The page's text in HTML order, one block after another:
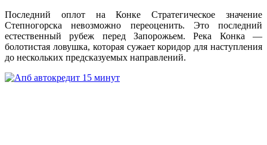
Последний оплот на Конке Стратегическое значение
Степногорска невозможно переоценить. Это последний
естественный рубеж перед Запорожьем. Река Конка —
болотистая ловушка, которая сужает коридор для наступления
до нескольких предсказуемых направлений.